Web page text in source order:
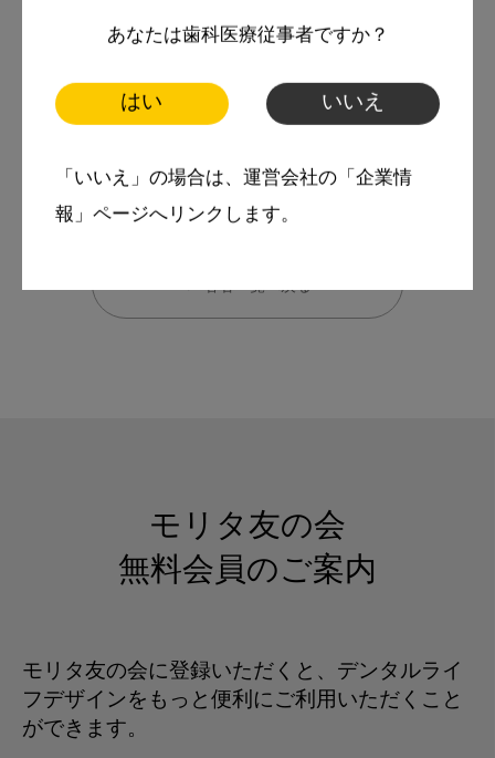
あなたは歯科医療従事者ですか？
はい いいえ
「いいえ」の場合は、運営会社の「企業情
報」ページへリンクします。
お悩み相談室
動画 歯科衛生士
← 著者一覧へ戻る
モリタ友の会
無料会員のご案内
モリタ友の会に登録いただくと、デンタルライ
フデザインをもっと便利にご利用いただくこと
ができます。